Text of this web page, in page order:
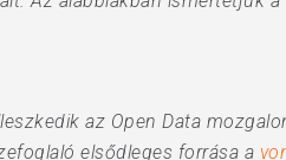
az Open Data
elsődleges forrása a